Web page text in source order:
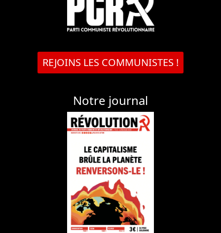
REJOINS LES COMMUNISTES !
Notre journal